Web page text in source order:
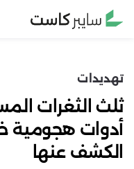
Skip
تهديدات
ثلث الثغرات
أدوات هجومية
الكشف عنها